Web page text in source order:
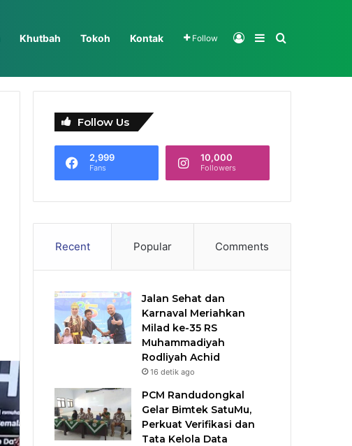
Khutbah Tokoh Kontak Follow Log InSidebarSearch for
Follow Us
2,999
Fans
10,000
Followers
Recent Popular Comments
Jalan Sehat dan
Karnaval Meriahkan
Milad ke-35 RS
Muhammadiyah
Rodliyah Achid
16 detik ago
PCM Randudongkal
Gelar Bimtek SatuMu,
Perkuat Verifikasi dan
Tata Kelola Data